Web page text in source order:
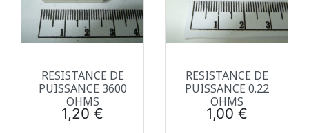
RESISTANCE DE
PUISSANCE 3600
OHMS
Prix
1,20 €
RESISTANCE DE
PUISSANCE 0.22
OHMS
Prix
1,00 €